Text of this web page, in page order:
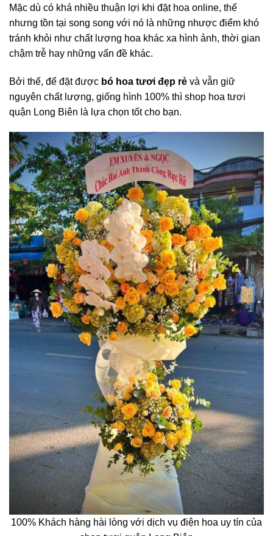
Mặc dù có khá nhiều thuận lợi khi đặt hoa online, thế
nhưng tồn tại song song với nó là những nhược điểm khó
tránh khỏi như chất lượng hoa khác xa hình ảnh, thời gian
chậm trễ hay những vấn đề khác.
Bởi thế, để đặt được bó hoa tươi đẹp rẻ và vẫn giữ
nguyên chất lượng, giống hình 100% thì shop hoa tươi
quận Long Biên là lựa chọn tốt cho bạn.
100% Khách hàng hài lòng với dịch vụ điện hoa uy tín của